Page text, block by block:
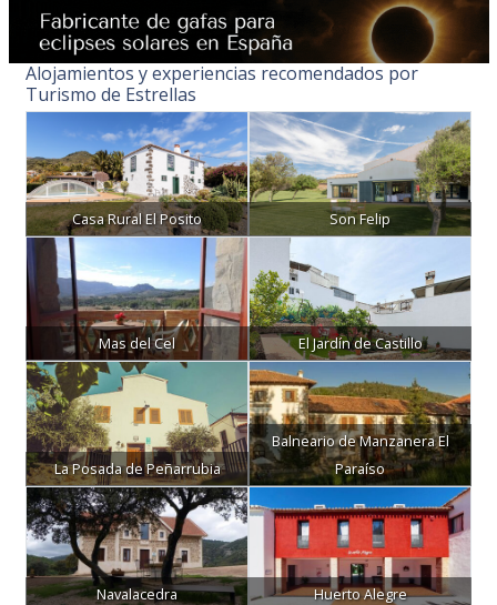
Alojamientos y experiencias recomendados por
Turismo de Estrellas
Casa Rural El Posito Son Felip
Mas del Cel El Jardín de Castillo
La Posada de Peñarrubia
Balneario de Manzanera El
Paraíso
Navalacedra Huerto Alegre